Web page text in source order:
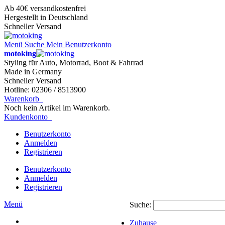
Ab 40€ versandkostenfrei
Hergestellt in Deutschland
Schneller Versand
Menü Suche Mein Benutzerkonto
motoking
Styling für Auto, Motorrad, Boot & Fahrrad
Made in Germany
Schneller Versand
Hotline: 02306 / 8513900
Warenkorb
Noch kein Artikel im Warenkorb.
Kundenkonto
Benutzerkonto
Anmelden
Registrieren
Benutzerkonto
Anmelden
Registrieren
Menü
Suche:
Zuhause